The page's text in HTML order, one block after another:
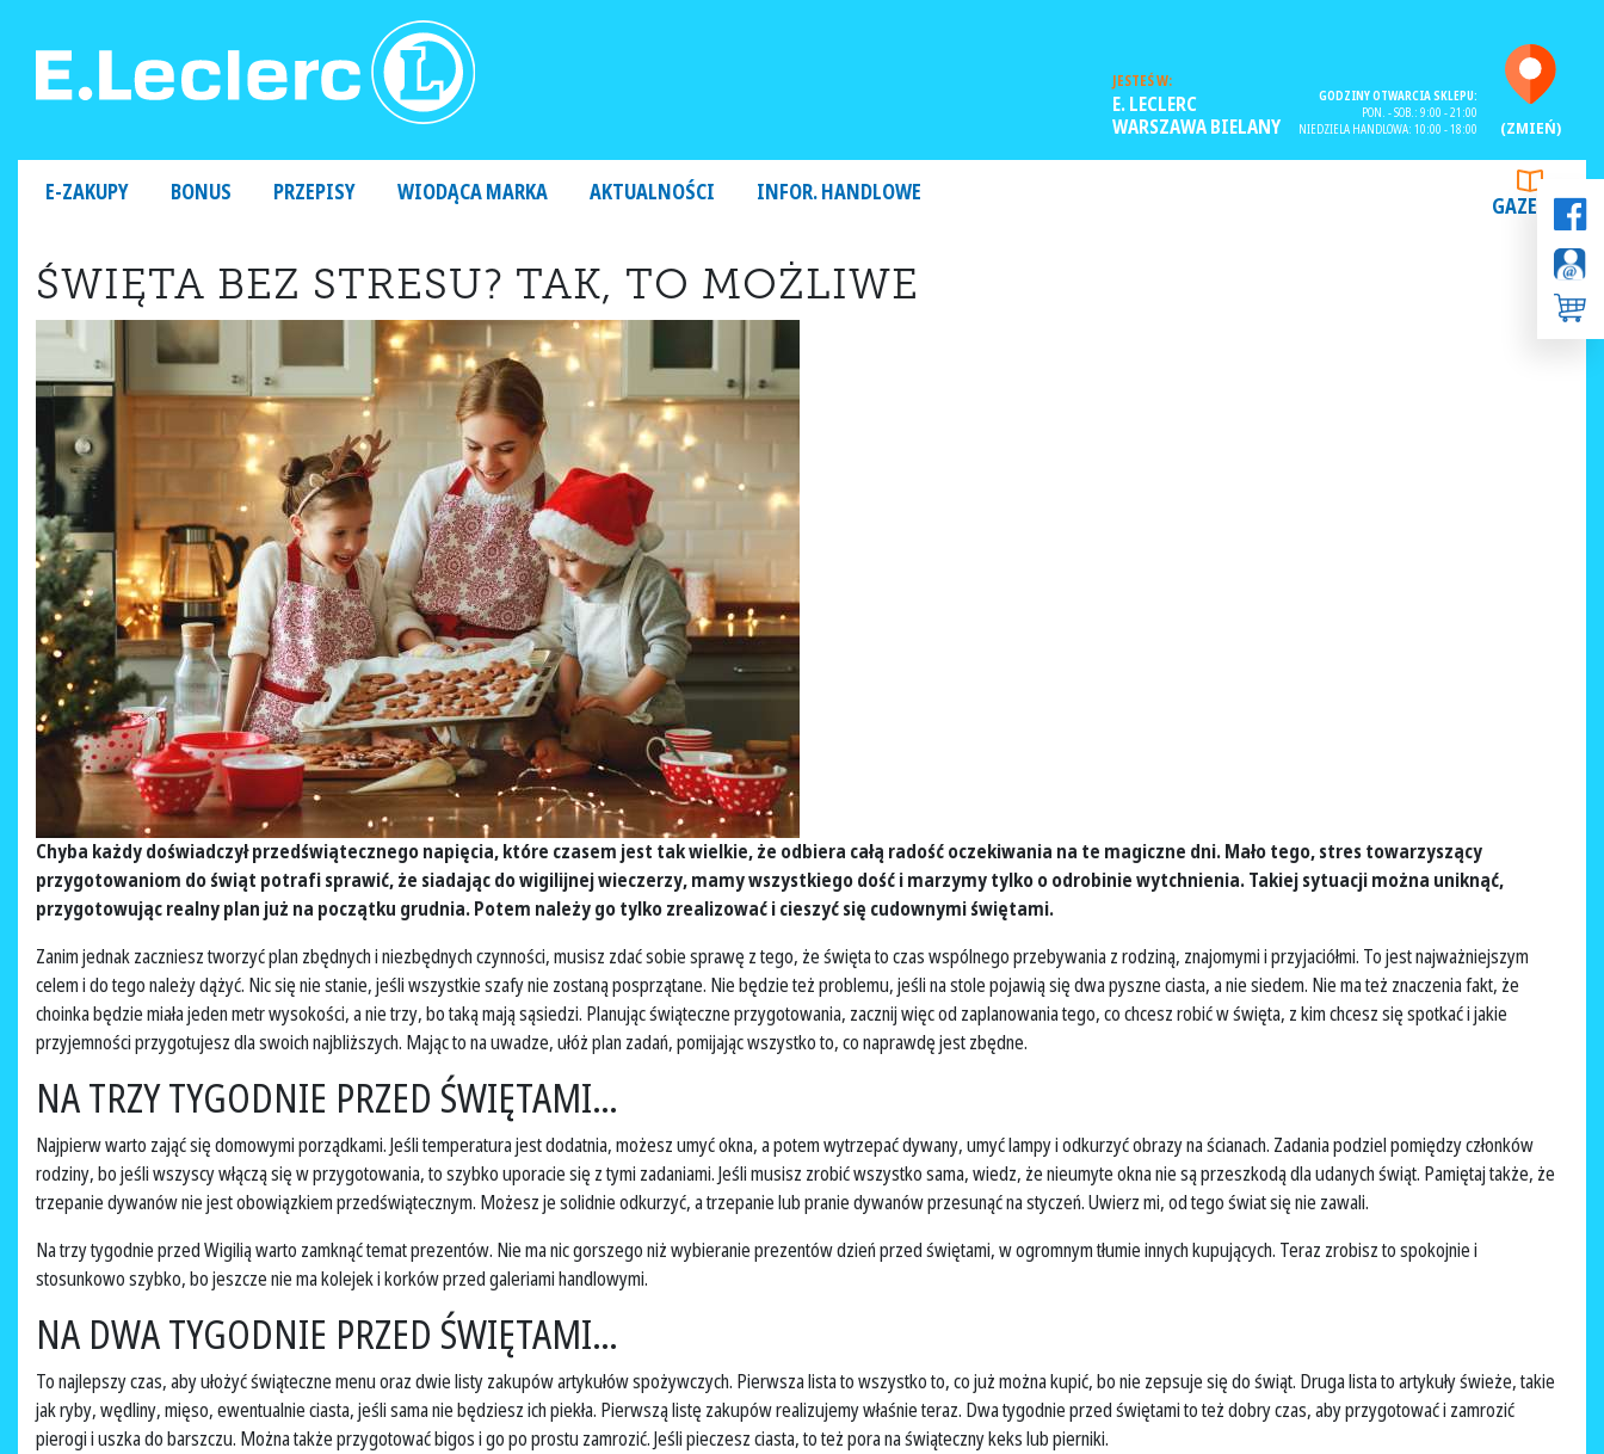
JESTEŚ W:
E. LECLERC
WARSZAWA BIELANY
GODZINY OTWARCIA SKLEPU:
PON. - SOB.: 9:00 - 21:00
NIEDZIELA HANDLOWA: 10:00 - 18:00
(ZMIEŃ)
E-ZAKUPY BONUS PRZEPISY WIODĄCA MARKA AKTUALNOŚCI INFOR. HANDLOWE GAZETKI
ŚWIĘTA BEZ STRESU? TAK, TO MOŻLIWE
Chyba każdy doświadczył przedświątecznego napięcia, które czasem jest tak wielkie, że odbiera całą radość oczekiwania na te magiczne dni. Mało tego, stres towarzyszący
przygotowaniom do świąt potrafi sprawić, że siadając do wigilijnej wieczerzy, mamy wszystkiego dość i marzymy tylko o odrobinie wytchnienia. Takiej sytuacji można uniknąć,
przygotowując realny plan już na początku grudnia. Potem należy go tylko zrealizować i cieszyć się cudownymi świętami.
Zanim jednak zaczniesz tworzyć plan zbędnych i niezbędnych czynności, musisz zdać sobie sprawę z tego, że święta to czas wspólnego przebywania z rodziną, znajomymi i przyjaciółmi. To jest najważniejszym
celem i do tego należy dążyć. Nic się nie stanie, jeśli wszystkie szafy nie zostaną posprzątane. Nie będzie też problemu, jeśli na stole pojawią się dwa pyszne ciasta, a nie siedem. Nie ma też znaczenia fakt, że
choinka będzie miała jeden metr wysokości, a nie trzy, bo taką mają sąsiedzi. Planując świąteczne przygotowania, zacznij więc od zaplanowania tego, co chcesz robić w święta, z kim chcesz się spotkać i jakie
przyjemności przygotujesz dla swoich najbliższych. Mając to na uwadze, ułóż plan zadań, pomijając wszystko to, co naprawdę jest zbędne.
NA TRZY TYGODNIE PRZED ŚWIĘTAMI…
Najpierw warto zająć się domowymi porządkami. Jeśli temperatura jest dodatnia, możesz umyć okna, a potem wytrzepać dywany, umyć lampy i odkurzyć obrazy na ścianach. Zadania podziel pomiędzy członków
rodziny, bo jeśli wszyscy włączą się w przygotowania, to szybko uporacie się z tymi zadaniami. Jeśli musisz zrobić wszystko sama, wiedz, że nieumyte okna nie są przeszkodą dla udanych świąt. Pamiętaj także, że
trzepanie dywanów nie jest obowiązkiem przedświątecznym. Możesz je solidnie odkurzyć, a trzepanie lub pranie dywanów przesunąć na styczeń. Uwierz mi, od tego świat się nie zawali.
Na trzy tygodnie przed Wigilią warto zamknąć temat prezentów. Nie ma nic gorszego niż wybieranie prezentów dzień przed świętami, w ogromnym tłumie innych kupujących. Teraz zrobisz to spokojnie i
stosunkowo szybko, bo jeszcze nie ma kolejek i korków przed galeriami handlowymi.
NA DWA TYGODNIE PRZED ŚWIĘTAMI…
To najlepszy czas, aby ułożyć świąteczne menu oraz dwie listy zakupów artykułów spożywczych. Pierwsza lista to wszystko to, co już można kupić, bo nie zepsuje się do świąt. Druga lista to artykuły świeże, takie
jak ryby, wędliny, mięso, ewentualnie ciasta, jeśli sama nie będziesz ich piekła. Pierwszą listę zakupów realizujemy właśnie teraz. Dwa tygodnie przed świętami to też dobry czas, aby przygotować i zamrozić
pierogi i uszka do barszczu. Można także przygotować bigos i go po prostu zamrozić. Jeśli pieczesz ciasta, to też pora na świąteczny keks lub pierniki.